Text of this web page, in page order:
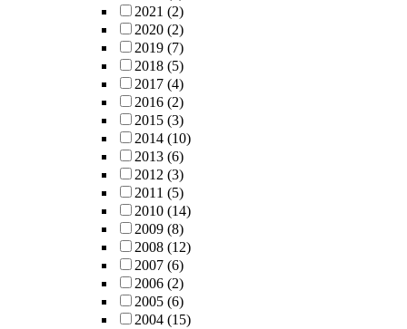
2021 (2)
2020 (2)
2019 (7)
2018 (5)
2017 (4)
2016 (2)
2015 (3)
2014 (10)
2013 (6)
2012 (3)
2011 (5)
2010 (14)
2009 (8)
2008 (12)
2007 (6)
2006 (2)
2005 (6)
2004 (15)